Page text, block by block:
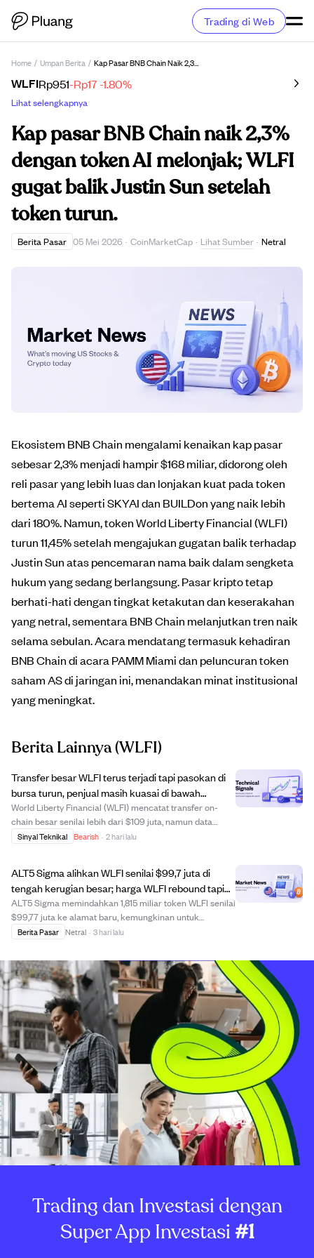
Trading di Web
Home / Umpan Berita / Kap Pasar BNB Chain Naik 2,3% Dengan Token AI Melonjak; WLFI Gugat Balik Justin Sun Setelah Token Turun.
WLFIRp951-Rp17-1.80%
Lihat selengkapnya
Kap pasar BNB Chain naik 2,3%
dengan token AI melonjak; WLFI
gugat balik Justin Sun setelah
token turun.
Berita Pasar 05 Mei 2026 · CoinMarketCap · Lihat Sumber · Netral
Ekosistem BNB Chain mengalami kenaikan kap pasar
sebesar 2,3% menjadi hampir $168 miliar, didorong oleh
reli pasar yang lebih luas dan lonjakan kuat pada token
bertema AI seperti SKYAI dan BUILDon yang naik lebih
dari 180%. Namun, token World Liberty Financial (WLFI)
turun 11,45% setelah mengajukan gugatan balik terhadap
Justin Sun atas pencemaran nama baik dalam sengketa
hukum yang sedang berlangsung. Pasar kripto tetap
berhati-hati dengan tingkat ketakutan dan keserakahan
yang netral, sementara BNB Chain melanjutkan tren naik
selama sebulan. Acara mendatang termasuk kehadiran
BNB Chain di acara PAMM Miami dan peluncuran token
saham AS di jaringan ini, menandakan minat institusional
yang meningkat.
Berita Lainnya(WLFI)
Transfer besar WLFI terus terjadi tapi pasokan di
bursa turun, penjual masih kuasai di bawah
resistance $0,0642.
World Liberty Financial (WLFI) mencatat transfer on-
chain besar senilai lebih dari $109 juta, namun data
bursa menunjukkan lebih banyak token WLFI keluar
Sinyal Teknikal Bearish · 2 hari lalu
ALT5 Sigma alihkan WLFI senilai $99,7 juta di
tengah kerugian besar; harga WLFI rebound tapi
pasar spot masih bearish
ALT5 Sigma memindahkan 1,815 miliar token WLFI senilai
$99,77 juta ke alamat baru, kemungkinan untuk
reorganisasi internal, sambil memegang 7,28 miliar token
Meskipun demikian, harga WLFI reboun...
Berita Pasar Netral · 3 hari lalu
Trading dan Investasi dengan
Super App Investasi#1